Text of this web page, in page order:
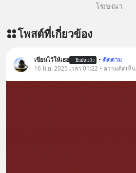
โฆษณา
โพสต์ที่เกี่ยวข้อง
เขียนไว้ให้เธอ ยืนยันแล้ว • ติดตาม
16 มิ.ย. 2025 เวลา 01:22 • ความคิดเห็น